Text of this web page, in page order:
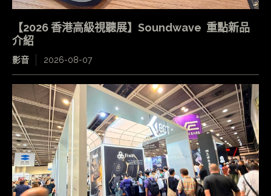
【2026 香港高級視聽展】Soundwave 重點新品
介紹
影音 2026-08-07